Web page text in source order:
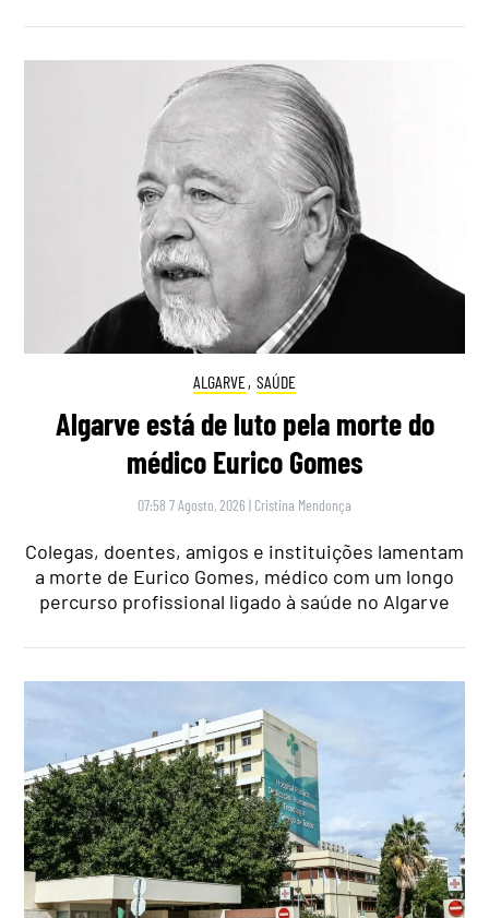
ALGARVE, SAÚDE
Algarve está de luto pela morte do
médico Eurico Gomes
07:58 7 Agosto, 2026 | Cristina Mendonça
Colegas, doentes, amigos e instituições lamentam
a morte de Eurico Gomes, médico com um longo
percurso profissional ligado à saúde no Algarve